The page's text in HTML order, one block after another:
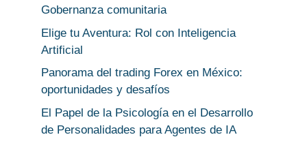
Gobernanza comunitaria
Elige tu Aventura: Rol con Inteligencia
Artificial
Panorama del trading Forex en México:
oportunidades y desafíos
El Papel de la Psicología en el Desarrollo
de Personalidades para Agentes de IA